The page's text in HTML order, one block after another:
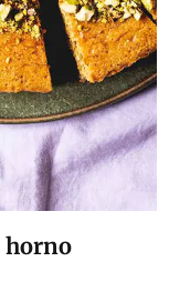
horno